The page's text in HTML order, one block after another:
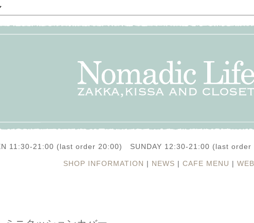
11:30-21:00 (last order 20:00) SUNDAY 12:30-21:00 (last
SHOP INFORMATION | NEWS | CAFE MENU |